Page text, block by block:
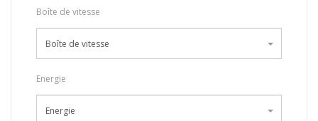
Boîte de vitesse
Boîte de vitesse
Energie
Energie